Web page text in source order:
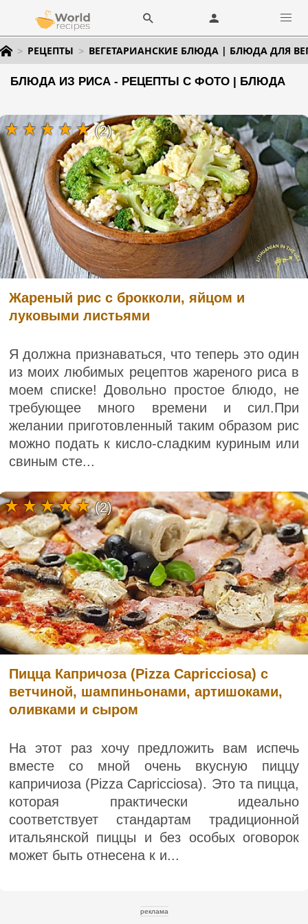
РЕЦЕПТЫ ВЕГЕТАРИАНСКИЕ БЛЮДА | БЛЮДА ДЛЯ
БЛЮДА ИЗ РИСА - РЕЦЕПТЫ С ФОТО | БЛЮДА
Жареный рис с брокколи, яйцом и
луковыми листьями
Я должна признаваться, что теперь это один
из моих любимых рецептов жареного риса в
моем списке! Довольно простое блюдо, не
требующее много времени и сил.При
желании приготовленный таким образом рис
можно подать к кисло-сладким куриным или
свиным сте...
(2)
Пицца Капричоза (Pizza Capricciosa) с
ветчиной, шампиньонами, артишоками,
оливками и сыром
На этот раз хочу предложить вам испечь
вместе со мной очень вкусную пиццу
капричиоза (Pizza Capricciosa). Это та пицца,
которая практически идеально
соответствует стандартам традиционной
итальянской пиццы и без особых оговорок
может быть отнесена к и...
(2)
реклама